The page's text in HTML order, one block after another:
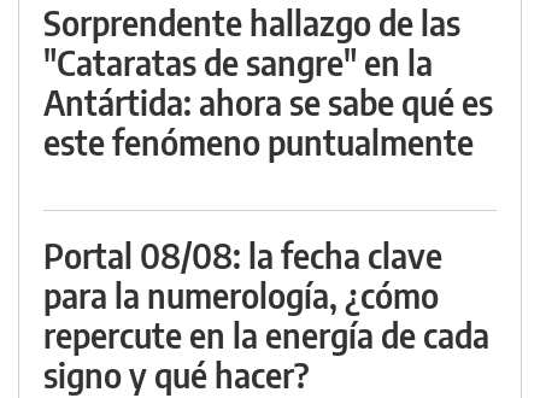
Sorprendente hallazgo de las
"Cataratas de sangre" en la
Antártida: ahora se sabe qué es
este fenómeno puntualmente
Portal 08/08: la fecha clave
para la numerología, ¿cómo
repercute en la energía de cada
signo y qué hacer?